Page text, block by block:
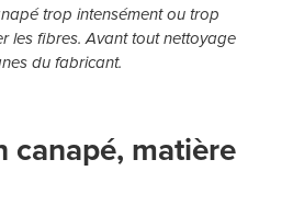
trop intensément ou trop
les fibres. Avant tout nettoyage
du fabricant.
canapé, matière